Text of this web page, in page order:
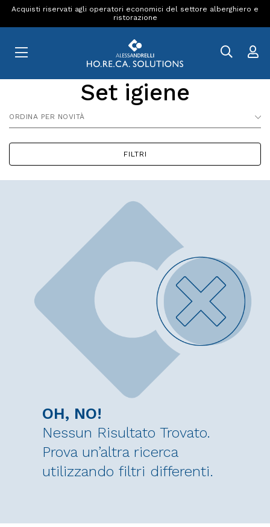
Acquisti riservati agli operatori economici del settore alberghiero e
ristorazione
Set igiene
ORDINA PER NOVITÀ
FILTRI
OH, NO!
Nessun Risultato Trovato.
Prova un’altra ricerca
utilizzando filtri differenti.